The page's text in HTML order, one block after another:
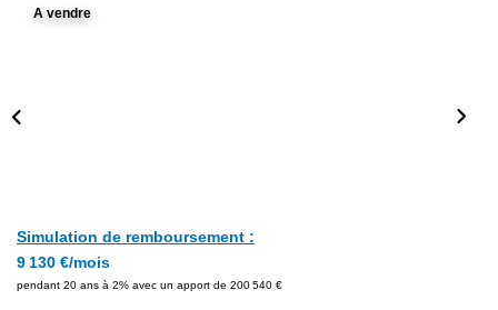
A vendre
Simulation de remboursement :
9 130 €/mois
pendant 20 ans à 2% avec un apport de 200 540 €